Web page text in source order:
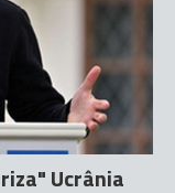
Ucrânia